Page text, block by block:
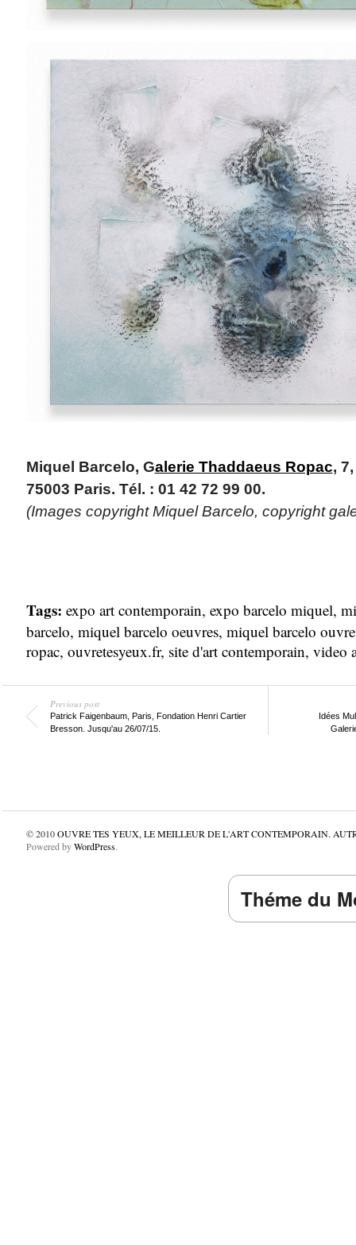
Miquel Barcelo, Galerie Thaddaeus Ropac,
75003 Paris. Tél. : 01 42 72 99 00.
(Images copyright Miquel Barcelo, copyright
Tags: expo art contemporain, expo barcelo miquel,
barcelo, miquel barcelo oeuvres, miquel barcelo
ropac, ouvretesyeux.fr, site d'art contemporain, video
Previous post
Patrick Faigenbaum, Paris, Fondation Henri Cartier
Bresson. Jusqu'au 26/07/15.
Idées
© 2010OUVRE TES YEUX, LE MEILLEUR DE L'ART CONTEMPORAIN.
Powered byWordPress.
Théme du